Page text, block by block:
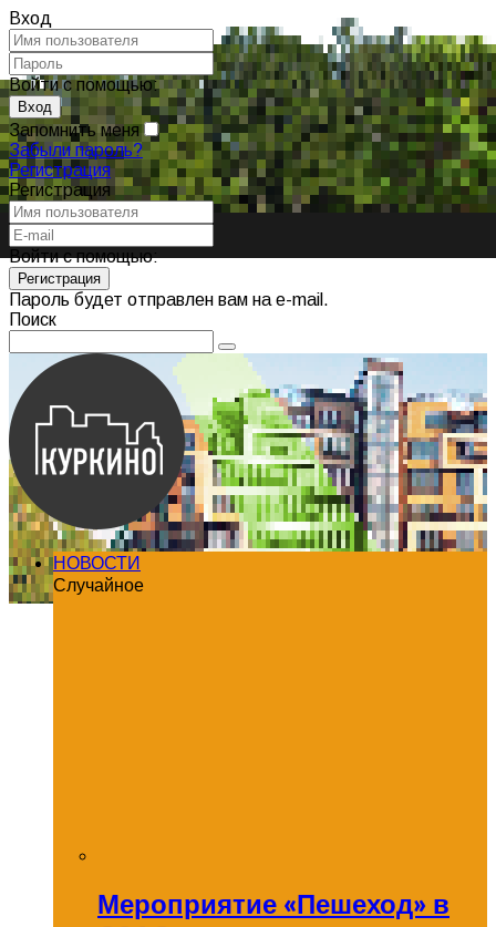
Вход
Войти с помощью:
Запомнить меня
Забыли пароль?
Регистрация
Регистрация
Войти с помощью:
Пароль будет отправлен вам на e-mail.
Поиск
НОВОСТИ
Случайное
Мероприятие «Пешеход» в